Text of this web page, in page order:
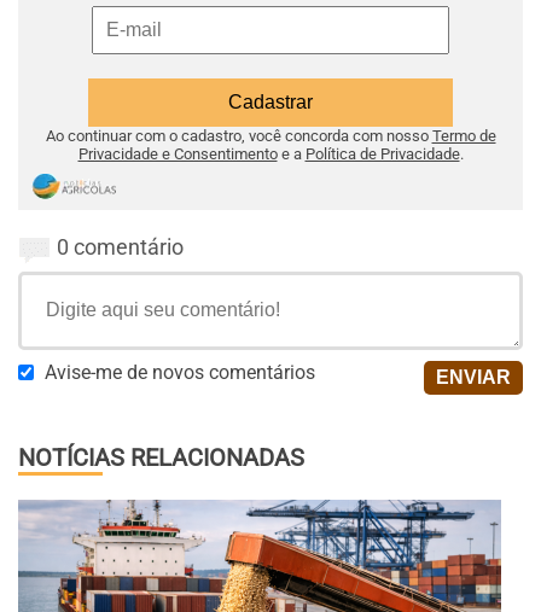
Ao continuar com o cadastro, você concorda com nosso Termo de
Privacidade e Consentimentoe a Política de Privacidade.
0 comentário
Avise-me de novos comentários
NOTÍCIAS RELACIONADAS